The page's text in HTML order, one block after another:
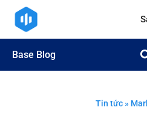
Base Blog
Tin tức»